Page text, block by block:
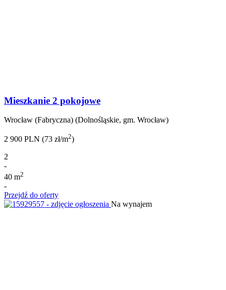
Mieszkanie 2 pokojowe
Wrocław (Fabryczna) (Dolnośląskie, gm. Wrocław)
2 900 PLN (73 zł/m2)
2
-
40 m2
-
Przejdź do oferty
Na wynajem